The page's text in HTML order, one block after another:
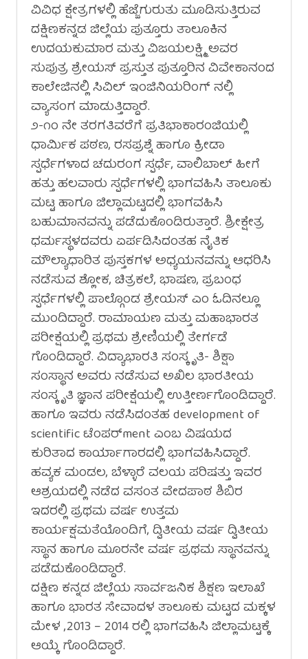
ವಿವಿಧ ಕ್ಷೇತ್ರಗಳಲ್ಲಿ ಹೆಜ್ಜೆಗುರುತು ಮೂಡಿಸುತ್ತಿರುವ
ದಕ್ಷಿಣಕನ್ನಡ ಜಿಲ್ಲೆಯ ಪುತ್ತೂರು ತಾಲೂಕಿನ
ಉದಯಕುಮಾರ ಮತ್ತು ವಿಜಯಲಕ್ಷ್ಮಿ ಅವರ
ಸುಪುತ್ರ ಶ್ರೇಯಸ್ ಪ್ರಸ್ತುತ ಪುತ್ತೂರಿನ ವಿವೇಕಾನಂದ
ಕಾಲೇಜಿನಲ್ಲಿ ಸಿವಿಲ್ ಇಂಜಿನಿಯರಿಂಗ್ ನಲ್ಲಿ
ವ್ಯಾಸಂಗ ಮಾಡುತ್ತಿದ್ದಾರೆ.
೨-೧೦ ನೇ ತರಗತಿವರೆಗೆ ಪ್ರತಿಭಾಕಾರಂಜಿಯಲ್ಲಿ
ಧಾರ್ಮಿಕ ಪಠಣ, ರಸಪ್ರಶ್ನೆ ಹಾಗೂ ಕ್ರೀಡಾ
ಸ್ಪರ್ಧೆಗಳಾದ ಚದುರಂಗ ಸ್ಪರ್ಧೆ, ವಾಲಿಬಾಲ್ ಹೀಗೆ
ಹತ್ತು ಹಲವಾರು ಸ್ಪರ್ಧೆಗಳಲ್ಲಿ ಭಾಗವಹಿಸಿ ತಾಲೂಕು
ಮಟ್ಟ ಹಾಗೂ ಜಿಲ್ಲಾಮಟ್ಟದಲ್ಲಿ ಭಾಗವಹಿಸಿ
ಬಹುಮಾನವನ್ನು ಪಡೆದುಕೊಂಡಿರುತ್ತಾರೆ. ಶ್ರೀಕ್ಷೇತ್ರ
ಧರ್ಮಸ್ಥಳದವರು ಏರ್ಪಡಿಸಿದಂತಹ ನೈತಿಕ
ಮೌಲ್ಯಾಧಾರಿತ ಪುಸ್ತಕಗಳ ಅಧ್ಯಯನವನ್ನು ಆಧರಿಸಿ
ನಡೆಸುವ ಶ್ಲೋಕ, ಚಿತ್ರಕಲೆ, ಭಾಷಣ, ಪ್ರಬಂಧ
ಸ್ಪರ್ಧೆಗಳಲ್ಲಿ ಪಾಲ್ಗೊಂಡ ಶ್ರೇಯಸ್ ಎಂ ಓದಿನಲ್ಲೂ
ಮುಂದಿದ್ದಾರೆ. ರಾಮಾಯಣ ಮತ್ತು ಮಹಾಭಾರತ
ಪರೀಕ್ಷೆಯಲ್ಲಿ ಪ್ರಥಮ ಶ್ರೇಣಿಯಲ್ಲಿ ತೇರ್ಗಡೆ
ಗೊಂಡಿದ್ದಾರೆ. ವಿದ್ಯಾಭಾರತಿ ಸಂಸ್ಕೃತಿ- ಶಿಕ್ಷಾ
ಸಂಸ್ಥಾನ ಅವರು ನಡೆಸುವ ಅಖಿಲ ಭಾರತೀಯ
ಸಂಸ್ಕೃತಿ ಜ್ಞಾನ ಪರೀಕ್ಷೆಯಲ್ಲಿ ಉತ್ತೀರ್ಣಗೊಂಡಿದ್ದಾರೆ.
ಹಾಗೂ ಇವರು ನಡೆಸಿದಂತಹ development of
scientific ಟೆಂಪರ್ment ಎಂಬ ವಿಷಯದ
ಕುರಿತಾದ ಕಾರ್ಯಾಗಾರದಲ್ಲಿ ಭಾಗವಹಿಸಿದ್ದಾರೆ.
ಹವ್ಯಕ ಮಂಡಲ, ಬೆಳ್ಳಾರೆ ವಲಯ ಪರಿಷತ್ತು ಇವರ
ಆಶ್ರಯದಲ್ಲಿ ನಡೆದ ವಸಂತ ವೇದಪಾಠ ಶಿಬಿರ
ಇದರಲ್ಲಿ ಪ್ರಥಮ ವರ್ಷ ಉತ್ತಮ
ಕಾರ್ಯಕ್ಷಮತೆಯೊಂದಿಗೆ, ದ್ವಿತೀಯ ವರ್ಷ ದ್ವಿತೀಯ
ಸ್ಥಾನ ಹಾಗೂ ಮೂರನೇ ವರ್ಷ ಪ್ರಥಮ ಸ್ಥಾನವನ್ನು
ಪಡೆದುಕೊಂಡಿದ್ದಾರೆ.
ದಕ್ಷಿಣ ಕನ್ನಡ ಜಿಲ್ಲೆಯ ಸಾರ್ವಜನಿಕ ಶಿಕ್ಷಣ ಇಲಾಖೆ
ಹಾಗೂ ಭಾರತ ಸೇವಾದಳ ತಾಲೂಕು ಮಟ್ಟದ ಮಕ್ಕಳ
ಮೇಳ ,2013 – 2014 ರಲ್ಲಿ ಭಾಗವಹಿಸಿ ಜಿಲ್ಲಾಮಟ್ಟಕ್ಕೆ
ಆಯ್ಕೆ ಗೊಂಡಿದ್ದಾರೆ.